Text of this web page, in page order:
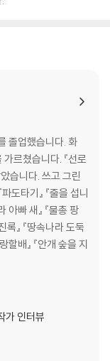
졸업했습니다. 화
르쳤습니다. 『선로
습니다. 쓰고 그린
도타기』 『줄을 섭니
아빠 새』 『물총 팡
록』 『땅속나라 도둑
할배』 『안개 숲을 지
가 인터뷰